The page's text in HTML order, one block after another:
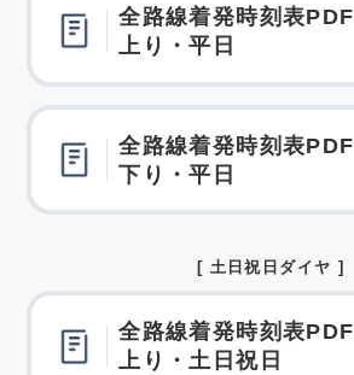
全路線着発時刻表PDF
上り・平日
全路線着発時刻表PDF
下り・平日
[ 土日祝日ダイヤ ]
全路線着発時刻表PDF
上り・土日祝日